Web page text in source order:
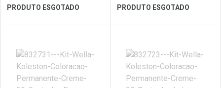
Ver Desconto Convênio Ver Desconto Convênio
PRODUTO ESGOTADO
Laboratório
Por Menos
PRODUTO ESGOTADO
Laboratório
Por Menos